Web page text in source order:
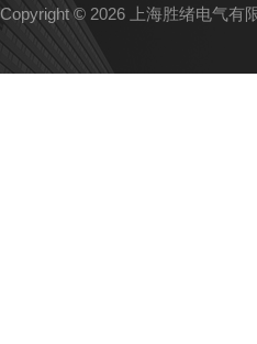
Copyright © 2026 上海胜绪电气有